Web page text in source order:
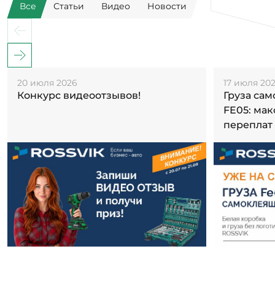
Все Статьи Видео Новости
20 июля 2026
Конкурс видеоотзывов!
17 июля
Груза
FE05:
переплат